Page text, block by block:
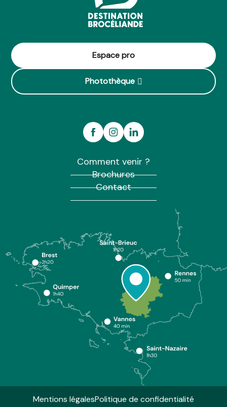
Espace pro
Photothèque
Comment venir ?
Brochures
Contact
Mentions légalesPolitique de confidentialité